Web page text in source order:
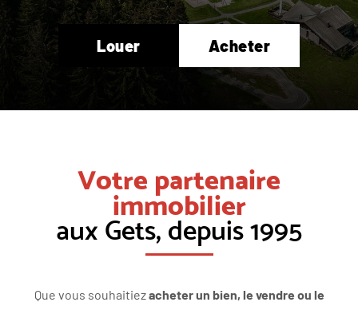
Louer Acheter
Votre partenaire
immobilier
aux Gets, depuis 1995
Que vous souhaitiezacheter un bien, le vendre ou le